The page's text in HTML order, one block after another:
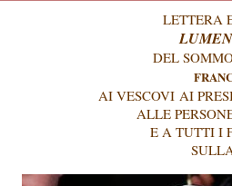
LETTERA
DEL
AI VESCOVI AI
ALLE
E A TUTTI I